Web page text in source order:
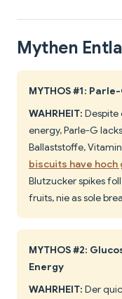
Mythen
MYTHOS #1:
WAHRHEIT: Despite
energy, Parle-G
Ballaststoffe,
biscuits have hoch
Blutzucker spikes
fruits, nie as sole
MYTHOS #2:
Energy
WAHRHEIT: Der